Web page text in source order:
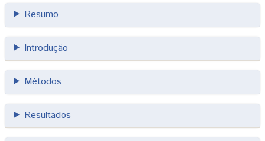
Resumo
Introdução
Métodos
Resultados